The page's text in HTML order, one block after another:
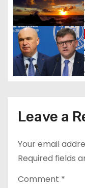
a
t
i
nLeave a
Your email
Required fields
Comment *